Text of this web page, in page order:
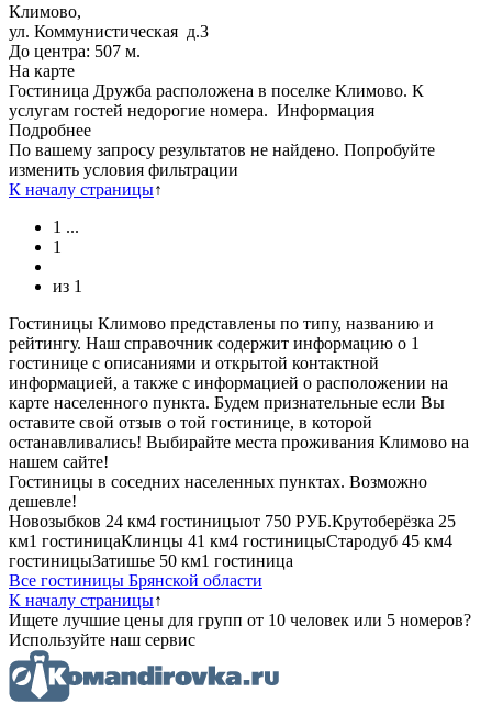
Климово,
ул. Коммунистическая д.3
До центра: 507 м.
На карте
Гостиница Дружба расположена в поселке Климово. К
услугам гостей недорогие номера. Информация
Подробнее
По вашему запросу результатов не найдено. Попробуйте
изменить условия фильтрации
К началу страницы↑
1 ...
1
из 1
Гостиницы Климово представлены по типу, названию и
рейтингу. Наш справочник содержит информацию о 1
гостинице с описаниями и открытой контактной
информацией, а также с информацией о расположении на
карте населенного пункта. Будем признательные если Вы
оставите свой отзыв о той гостинице, в которой
останавливались! Выбирайте места проживания Климово на
нашем сайте!
Гостиницы в соседних населенных пунктах. Возможно
дешевле!
Новозыбков 24 км4 гостиницыот 750 РУБ.Крутоберёзка 25
км1 гостиницаКлинцы 41 км4 гостиницыСтародуб 45 км4
гостиницыЗатишье 50 км1 гостиница
Все гостиницы Брянской области
К началу страницы↑
Ищете лучшие цены для групп от 10 человек или 5 номеров?
Используйте наш сервис